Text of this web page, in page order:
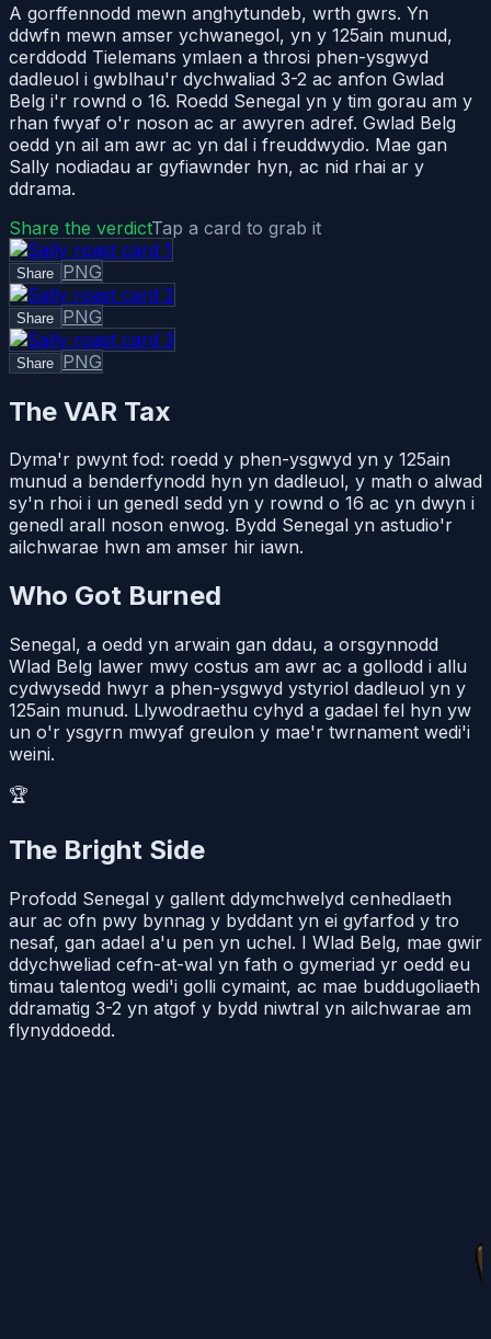
A gorffennodd mewn anghytundeb, wrth gwrs. Yn
ddwfn mewn amser ychwanegol, yn y 125ain munud,
cerddodd Tielemans ymlaen a throsi phen-ysgwyd
dadleuol i gwblhau'r dychwaliad 3-2 ac anfon Gwlad
Belg i'r rownd o 16. Roedd Senegal yn y tim gorau am y
rhan fwyaf o'r noson ac ar awyren adref. Gwlad Belg
oedd yn ail am awr ac yn dal i freuddwydio. Mae gan
Sally nodiadau ar gyfiawnder hyn, ac nid rhai ar y
ddrama.
Share the verdictTap a card to grab it
Share PNG
Share PNG
Share PNG
The VAR Tax
Dyma'r pwynt fod: roedd y phen-ysgwyd yn y 125ain
munud a benderfynodd hyn yn dadleuol, y math o alwad
sy'n rhoi i un genedl sedd yn y rownd o 16 ac yn dwyn i
genedl arall noson enwog. Bydd Senegal yn astudio'r
ailchwarae hwn am amser hir iawn.
Who Got Burned
Senegal, a oedd yn arwain gan ddau, a orsgynnodd
Wlad Belg lawer mwy costus am awr ac a gollodd i allu
cydwysedd hwyr a phen-ysgwyd ystyriol dadleuol yn y
125ain munud. Llywodraethu cyhyd a gadael fel hyn yw
un o'r ysgyrn mwyaf greulon y mae'r twrnament wedi'i
weini.
🏆
The Bright Side
Profodd Senegal y gallent ddymchwelyd cenhedlaeth
aur ac ofn pwy bynnag y byddant yn ei gyfarfod y tro
nesaf, gan adael a'u pen yn uchel. I Wlad Belg, mae gwir
ddychweliad cefn-at-wal yn fath o gymeriad yr oedd eu
timau talentog wedi'i golli cymaint, ac mae buddugoliaeth
ddramatig 3-2 yn atgof y bydd niwtral yn ailchwarae am
flynyddoedd.